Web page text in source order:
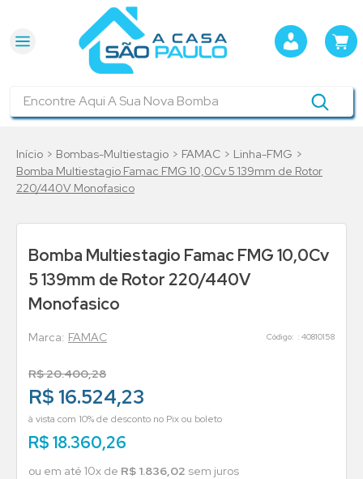
Bombas-Multiestagio FAMAC
Linha-FMG
Bomba Multiestagio Famac FMG 10,0Cv 5 139mm de Rotor
220/440V Monofasico
Bomba Multiestagio Famac FMG 10,0Cv
5 139mm de Rotor 220/440V
Monofasico
FAMAC : 40810158
R$20.400,28
R$ 16.524,23
à vista com 10% de desconto no Pix ou boleto
R$18.360,26
ou em até 10x de R$ 1.836,02 sem juros